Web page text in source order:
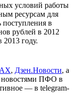
условий работы
ресурсам для
поступления в
рублей в 2012
2013 году.
, Дзен.Новости, а
новостями ПФО в
— в telegram-